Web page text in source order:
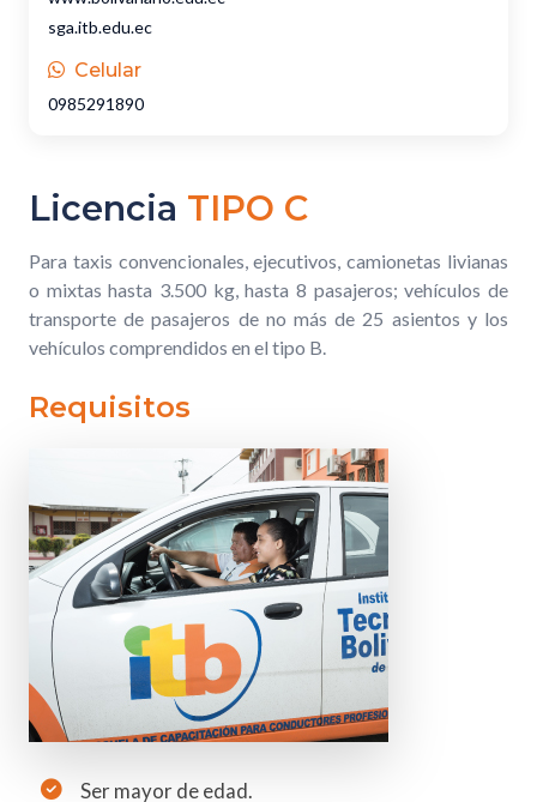
sga.itb.edu.ec
Celular
0985291890
Licencia TIPO C
Para taxis convencionales, ejecutivos, camionetas livianas
o mixtas hasta 3.500 kg, hasta 8 pasajeros; vehículos de
transporte de pasajeros de no más de 25 asientos y los
vehículos comprendidos en el tipo B.
Requisitos
Ser mayor de edad.